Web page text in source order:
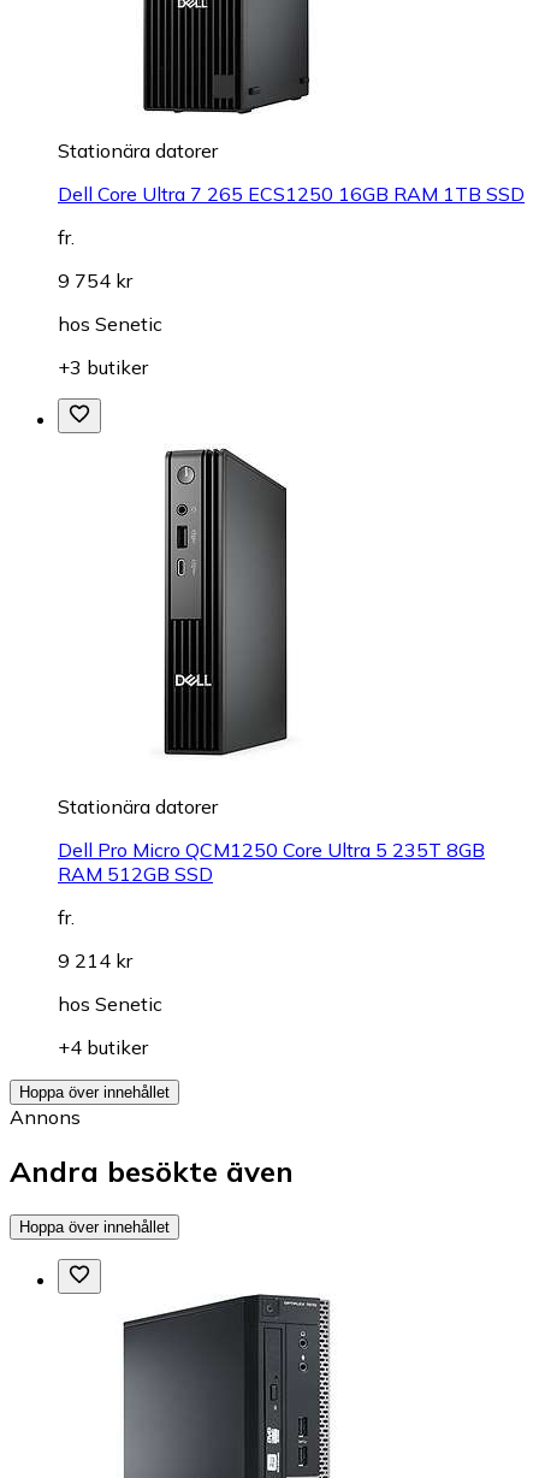
Stationära datorer
Dell Core Ultra 7 265 ECS1250 16GB RAM 1TB SSD
fr.
9 754 kr
hos Senetic
+3 butiker
Stationära datorer
Dell Pro Micro QCM1250 Core Ultra 5 235T 8GB
RAM 512GB SSD
fr.
9 214 kr
hos Senetic
+4 butiker
Hoppa över innehållet
Annons
Andra besökte även
Hoppa över innehållet